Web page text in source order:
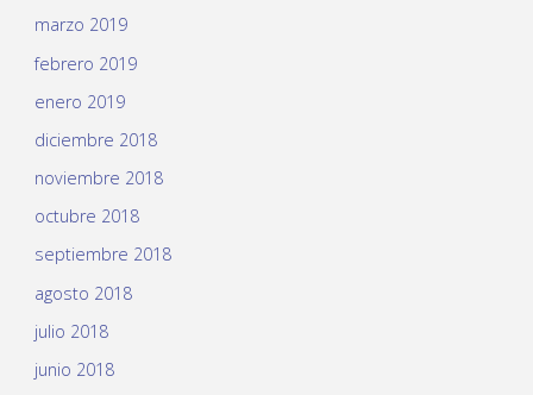
marzo 2019
febrero 2019
enero 2019
diciembre 2018
noviembre 2018
octubre 2018
septiembre 2018
agosto 2018
julio 2018
junio 2018